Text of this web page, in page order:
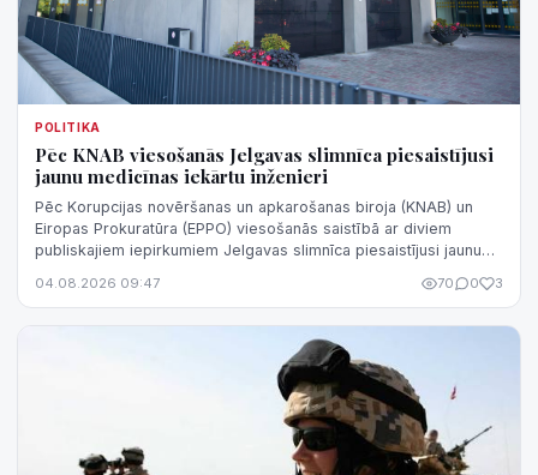
POLITIKA
Pēc KNAB viesošanās Jelgavas slimnīca piesaistījusi
jaunu medicīnas iekārtu inženieri
Pēc Korupcijas novēršanas un apkarošanas biroja (KNAB) un
Eiropas Prokuratūra (EPPO) viesošanās saistībā ar diviem
publiskajiem iepirkumiem Jelgavas slimnīca piesaistījusi jaunu
04.08.2026 09:47 70 0 3